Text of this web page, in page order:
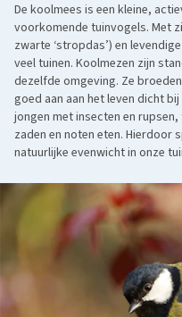
De koolmees is een kleine,
voorkomende tuinvogels. Met
zwarte ‘stropdas’) en
veel tuinen. Koolmezen zijn
dezelfde omgeving. Ze
goed aan aan het leven dicht
jongen met insecten en
zaden en noten eten. Hierdoor
natuurlijke evenwicht in onze